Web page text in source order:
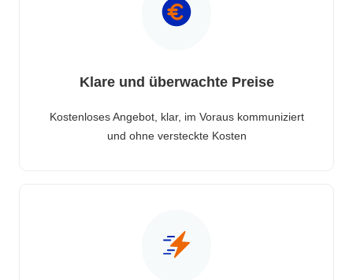
Klare und überwachte Preise
Kostenloses Angebot, klar, im Voraus kommuniziert
und ohne versteckte Kosten